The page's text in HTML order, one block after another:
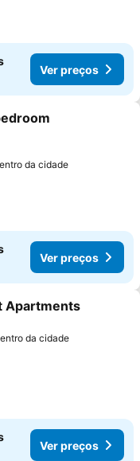
Ver preços
aos favoritos
da cidade
Ver preços
aos favoritos
Apartments
da cidade
Ver preços